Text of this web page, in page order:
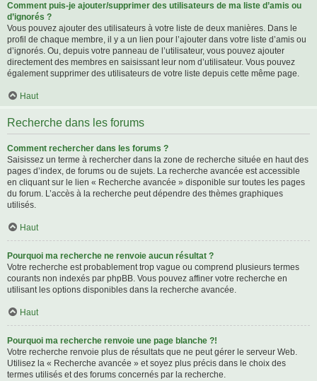
Comment puis-je ajouter/supprimer des utilisateurs de ma liste d’amis ou
d’ignorés ?
Vous pouvez ajouter des utilisateurs à votre liste de deux manières. Dans le
profil de chaque membre, il y a un lien pour l’ajouter dans votre liste d’amis ou
d’ignorés. Ou, depuis votre panneau de l’utilisateur, vous pouvez ajouter
directement des membres en saisissant leur nom d’utilisateur. Vous pouvez
également supprimer des utilisateurs de votre liste depuis cette même page.
Haut
Recherche dans les forums
Comment rechercher dans les forums ?
Saisissez un terme à rechercher dans la zone de recherche située en haut des
pages d’index, de forums ou de sujets. La recherche avancée est accessible
en cliquant sur le lien « Recherche avancée » disponible sur toutes les pages
du forum. L’accès à la recherche peut dépendre des thèmes graphiques
utilisés.
Haut
Pourquoi ma recherche ne renvoie aucun résultat ?
Votre recherche est probablement trop vague ou comprend plusieurs termes
courants non indexés par phpBB. Vous pouvez affiner votre recherche en
utilisant les options disponibles dans la recherche avancée.
Haut
Pourquoi ma recherche renvoie une page blanche ?!
Votre recherche renvoie plus de résultats que ne peut gérer le serveur Web.
Utilisez la « Recherche avancée » et soyez plus précis dans le choix des
termes utilisés et des forums concernés par la recherche.